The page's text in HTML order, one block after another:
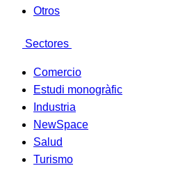
Otros
Sectores
Comercio
Estudi monogràfic
Industria
NewSpace
Salud
Turismo